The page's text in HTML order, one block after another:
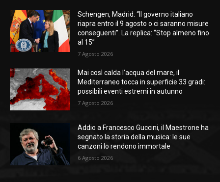
Schengen, Madrid: “Il governo italiano
riapra entro il 9 agosto o ci saranno misure
conseguenti”. La replica: “Stop almeno fino
al 15”
7 Agosto 2026
Mai così calda l’acqua del mare, il
Mediterraneo tocca in superficie 33 gradi:
possibili eventi estremi in autunno
7 Agosto 2026
Addio a Francesco Guccini, il Maestrone ha
segnato la storia della musica: le sue
canzoni lo rendono immortale
6 Agosto 2026